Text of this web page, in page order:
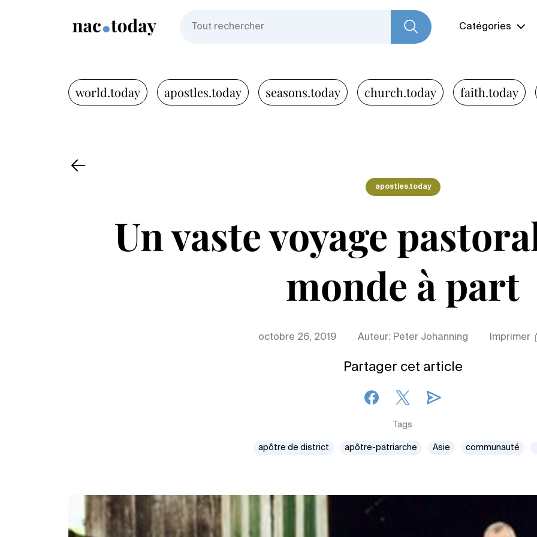
Catégories
world.today apostles.today seasons.today church.today faith.today
apostles.today
Un vaste voyage
monde à part
octobre 26, 2019 Auteur: Peter Johanning Imprimer
Partager cet article
Tags
apôtre de district apôtre-patriarche Asie communauté